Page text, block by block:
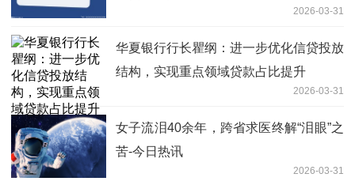
2026-03-31
华夏银行行长瞿纲：进一步优化信贷投放
结构，实现重点领域贷款占比提升
2026-03-31
女子流泪40余年，跨省求医终解“泪眼”之
苦-今日热讯
2026-03-31